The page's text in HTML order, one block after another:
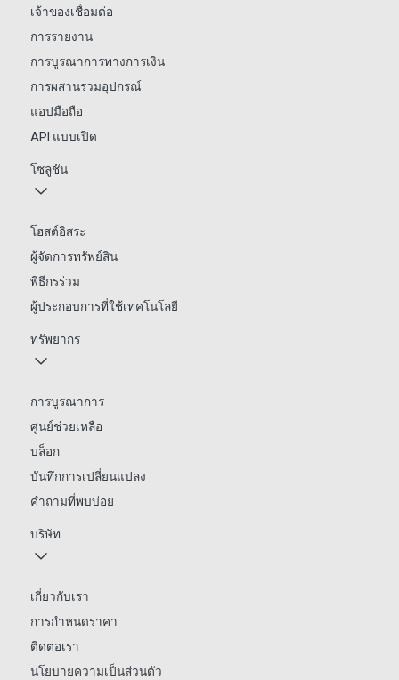
เจ้าของเชื่อมต่อ
การรายงาน
การบูรณาการทางการเงิน
การผสานรวมอุปกรณ์
แอปมือถือ
API แบบเปิด
โซลูชัน
โฮสต์อิสระ
ผู้จัดการทรัพย์สิน
พิธีกรร่วม
ผู้ประกอบการที่ใช้เทคโนโลยี
ทรัพยากร
การบูรณาการ
ศูนย์ช่วยเหลือ
บล็อก
บันทึกการเปลี่ยนแปลง
คำถามที่พบบ่อย
บริษัท
เกี่ยวกับเรา
การกำหนดราคา
ติดต่อเรา
นโยบายความเป็นส่วนตัว